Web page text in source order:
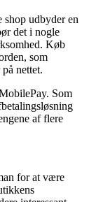
shop udbyder en
det i nogle
Køb
som
nettet.
Som
af flere
for at være